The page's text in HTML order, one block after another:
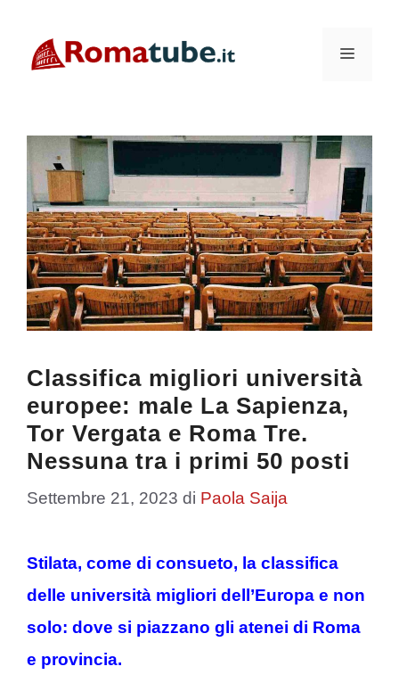
Menu
Classifica migliori università
europee: male La Sapienza,
Tor Vergata e Roma Tre.
Nessuna tra i primi 50 posti
Settembre 21, 2023 di Paola Saija
Stilata, come di consueto, la classifica
delle università migliori dell’Europa e non
solo: dove si piazzano gli atenei di Roma
e provincia.